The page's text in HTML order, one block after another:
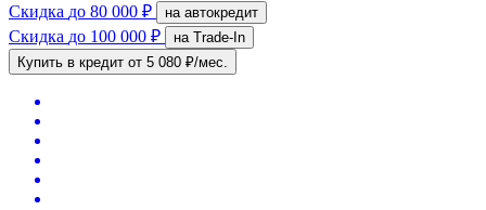
Скидка до 80 000 ₽ на автокредит
Скидка до 100 000 ₽
на Trade-In
Купить в кредит от 5 080 ₽/мес.